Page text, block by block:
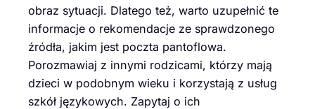
obraz sytuacji. Dlatego też, warto uzupełnić te
informacje o rekomendacje ze sprawdzonego
źródła, jakim jest poczta pantoflowa.
Porozmawiaj z innymi rodzicami, którzy mają
dzieci w podobnym wieku i korzystają z usług
szkół językowych. Zapytaj o ich